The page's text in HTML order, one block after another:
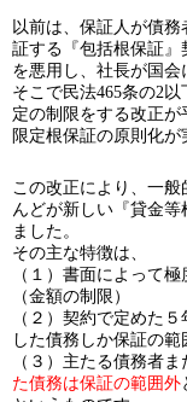
以前は、保証人が債
証する『包括根保証
を悪用し、社長が国会
そこで民法465条の2
定の制限をする改正が
限定根保証の原則化が
この改正により、一
んどが新しい『貸金
ました。
その主な特徴は、
（１）書面によって
（金額の制限）
（２）契約で定めた
した債務しか保証の範
（３）主たる債務者ま
た債務は保証の範囲外